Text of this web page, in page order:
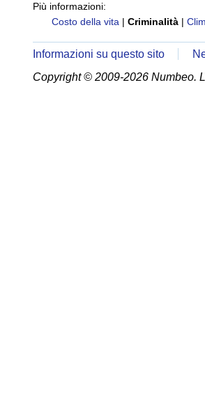
Più informazioni:
Costo della vita | Criminalità |
Informazioni su questo sito
Copyright © 2009-2026 Numbeo.